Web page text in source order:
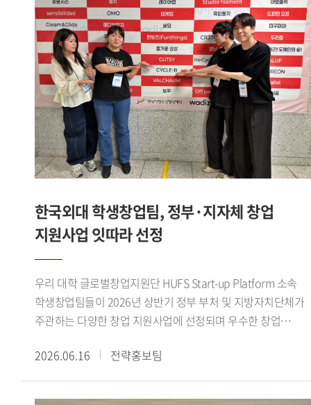
거주하는 무슬림은 전국에 흩어져있는데 이들이 편리하게
쇼핑을 하고 커뮤니티를 이어갈 수 있는 서비스를 제공하려
합니다. 앱은 7월경 출시를 목표로 하고 있습니다. 이처럼 제가
창업에 도전하고 진로를 개척하는 데 GTEP의 역할이 꽤 컸다고
생각합니다. - 앞으로의 계획을 들려주세요. 현재 HUFS Start-
up platform에 입주해 교내 창업지원단의 도움을 받아 창업한
상태입니다. 얼마 전에는 교육부에서 주관하는 학생
창업유망팀 300+ 에 선정돼, 창업을 한 단계씩 발전시켜 나가고
있습니다. 이를 계속 발전시켜 국내 거주 무슬림을 위한 앱은
물론 최종적으로는 국내기업이 할랄 시장에 쉽게 진출하도록
교두보 역할을 해내고 싶습니다. GTEP을 통해 배운 것을
기반으로 차근차근 나아가면 좋은 결과를 얻을 수 있을 거라
믿습니다. ※ 해당 인터뷰는 아래 Global HUFS 여름호 E-
book을 통해서도 확인하실 수 있습니다(p.16-17)https://e-
book.hufs.ac.kr/20260623_135256/
반영할 계획이다. 이를 통해 청년들이 제안한 아이디어가
지역사회의 변화를 이끄는 실질적인 정책으로 발전할 수
있도록 지원할 예정이다.
보여주었다.여자 플뢰레 단체전에서는 김지성(영미문학 문화
22), 최예진(체코 슬로바키아 22), Hortense(국제학 23), 김은
(영미문학 문화 23) 학생이 팀을 이뤄 우승을 차지했다.
개인전에서도 우수한 성과가 이어졌다. 김지성(영미문학 문화
22) 학생이 여자 플뢰레 개인전 준우승을 차지했으며, 이기령
(중국외교통상 22) 학생은 남자 플뢰레 개인전 3위, 이유종
(정치외교 24) 학생은 남자 에페 개인전 3위에 올랐다. 이나래
(LD 24) 학생도 여자 플뢰레 개인전 5위를 기록하며 좋은
성적을 거두었다.이번 대회를 통해 우리 대학 펜싱부는
무대에서 경쟁력을 다시 한번 입증했다.1960년대 활동 이후
재건된 우리 대학 펜싱부는 전국 규모의 각종 대회에서 꾸준히
성과를 이어오고 있다. 선수들은 이번 대회를 발판으로
앞으로도 지속적인 훈련과 팀워크를 바탕으로 좋은 경기력을
선보일 계획이다.
한국외대 학생창업팀, 정부·지자체 창업
지원사업 잇따라 선정
우리 대학 글로벌창업지원단 HUFS Start-up Platform 소속
학생창업팀들이 2026년 상반기 정부 부처 및 지방자치단체가
주관하는 다양한 창업 지원사업에 선정되며 우수한 창업
예비창업패키지를 포함한 4개 창업 지원사업에 선정된 데 이어,
교내 학생창업팀들의 성과가 이어지고 있다. PICKIN 팀은
아산두어스와 Grand-K 창업학교에 동시 선정됐으며, 커넥트인
2026.06.16 전략홍보팀